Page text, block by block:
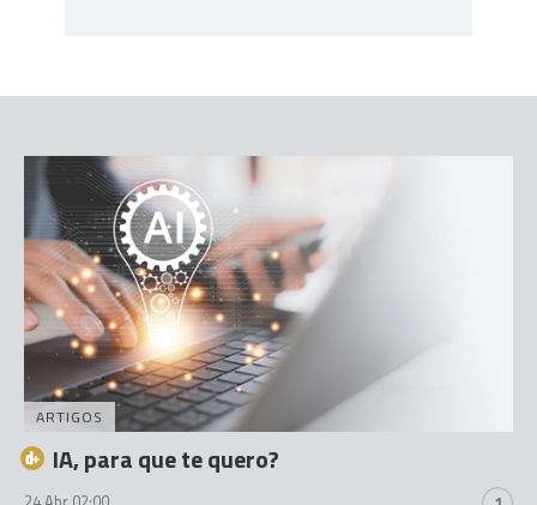
ARTIGOS
IA, para que te quero?